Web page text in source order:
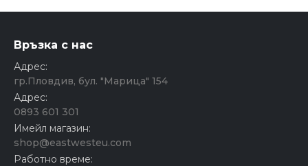
Връзка с нас
Адрес:
гр.Пловдив, бул. "Марица" 154
Адрес:
0893 601 301
Имейл магазин:
shop@eastwesteu.com
Работно време: